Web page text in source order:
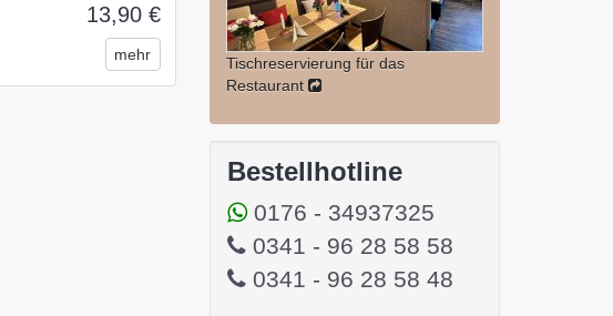
13,90 €
mehr
Tischreservierung für das
Restaurant
Bestellhotline
0176 - 34937325
0341 - 96 28 58 58
0341 - 96 28 58 48